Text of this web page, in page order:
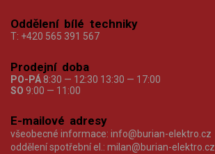
Oddělení bílé techniky
T: +420 565 391 567
Prodejní doba
PO-PÁ 8:30 — 12:30 13:30 — 17:00
SO 9:00 — 11:00
E-mailové adresy
všeobecné informace: info@burian-elektro.cz
oddělení spotřební el.: milan@burian-elektro.cz